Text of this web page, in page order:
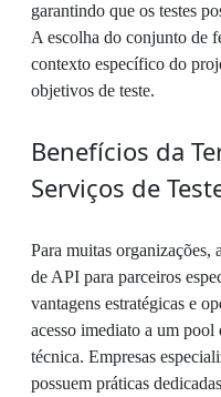
garantindo que os testes
A escolha do conjunto de
contexto específico do
objetivos de teste.
Benefícios da
Serviços de
Para muitas organizações,
de API para parceiros
vantagens estratégicas e
acesso imediato a um
técnica. Empresas
possuem práticas